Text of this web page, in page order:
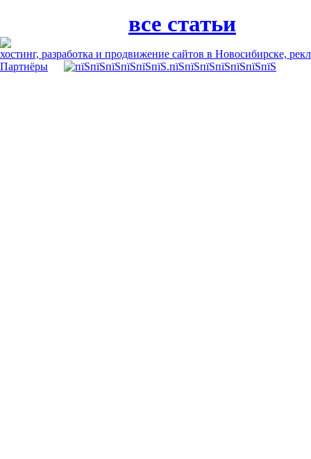
все статьи
хостинг, разработка и продвижение сайтов в Новосибирске,
Партнёры